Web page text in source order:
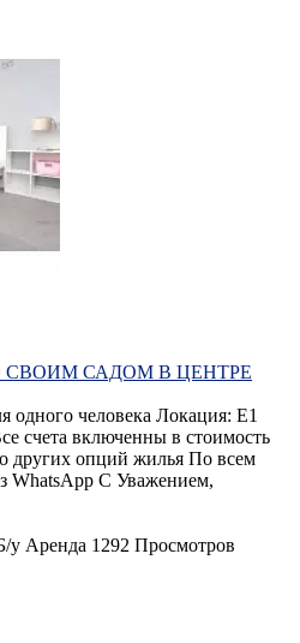
САДОМ В ЦЕНТРЕ
одного человека Локация: E1
счета включенны в стоимость
других опций жилья По всем
WhatsApp С Уважением,
у Аренда 1292 Просмотров